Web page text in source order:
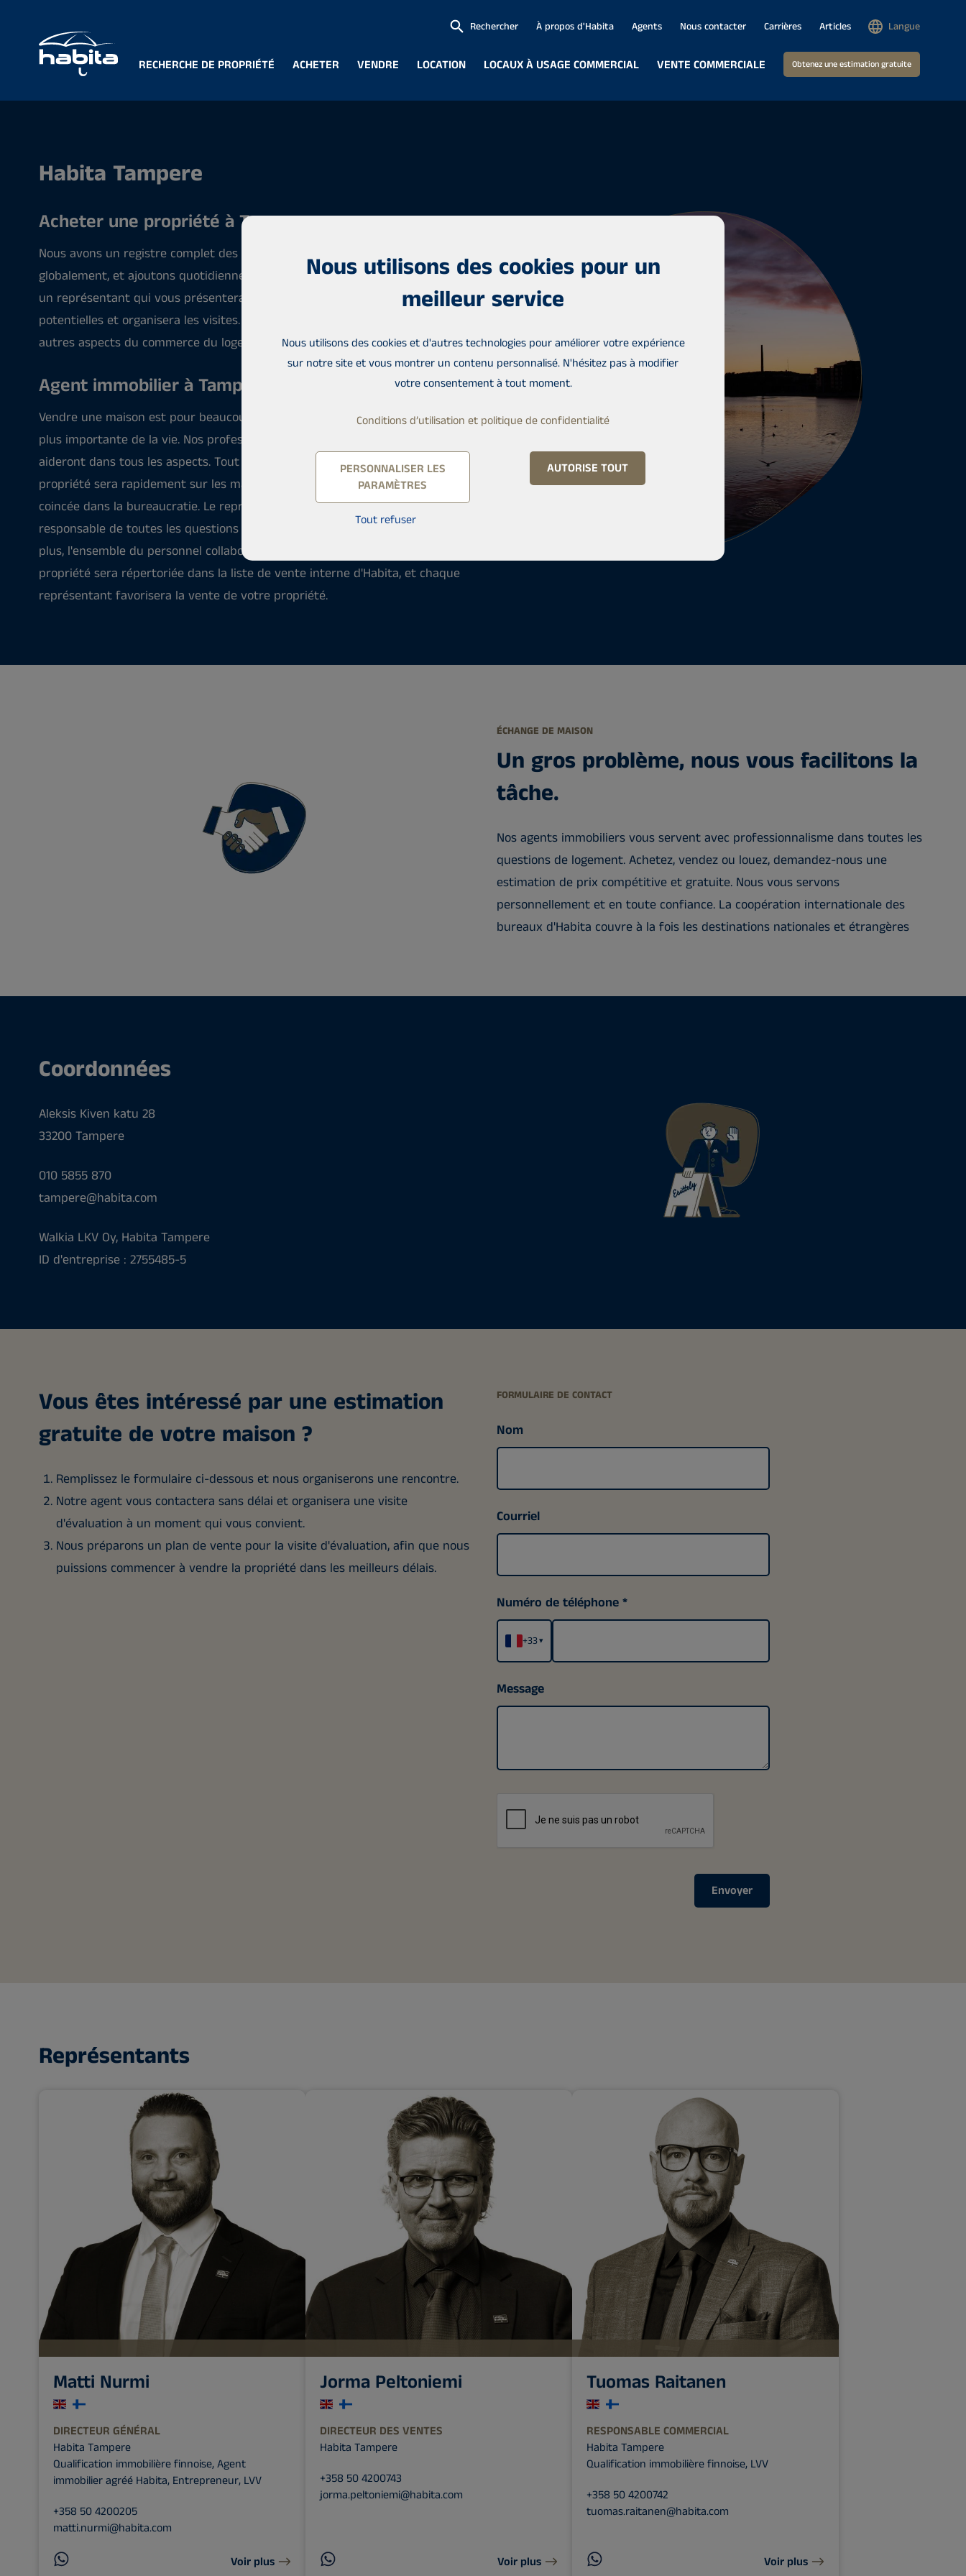
RECHERCHE DE PROPRIÉTÉ ACHETER VENDRE LOCATION LOCAUX À USAGE COMMERCIAL VENTE COMMERCIALE Obtenez une estimation gratuite
Rechercher À propos d'Habita Agents Nous contacter Carrières Articles Langue
Habita Tampere
Acheter une propriété à Tampere
Nous avons un registre complet des propriétés à la fois localement et
globalement, et ajoutons quotidiennement de nouvelles maisons. Vous aurez
un représentant qui vous présentera le meilleur mélange de maisons
potentielles et organisera les visites. Il aidera également dans de nombreux
autres aspects du commerce du logement.
Agent immobilier à Tampere
Vendre une maison est pour beaucoup la transaction la plus importante et la
plus importante de la vie. Nos professionnels expérimentés et formés vous
aideront dans tous les aspects. Tout d'abord, nous nous assurerons que votre
propriété sera rapidement sur les marchés locaux et internationaux - et non
coincée dans la bureaucratie. Le représentant est personnellement
responsable de toutes les questions liées à la vente de votre propriété. De
plus, l'ensemble du personnel collabore de manière transparente : votre
propriété sera répertoriée dans la liste de vente interne d'Habita, et chaque
représentant favorisera la vente de votre propriété.
ÉCHANGE DE MAISON
Un gros problème, nous vous facilitons la
tâche.
Nos agents immobiliers vous servent avec professionnalisme dans toutes les
questions de logement. Achetez, vendez ou louez, demandez-nous une
estimation de prix compétitive et gratuite. Nous vous servons
personnellement et en toute confiance. La coopération internationale des
bureaux d'Habita couvre à la fois les destinations nationales et étrangères
Coordonnées
Aleksis Kiven katu 28
33200 Tampere
010 5855 870
tampere@habita.com
Walkia LKV Oy, Habita Tampere
ID d'entreprise : 2755485-5
Vous êtes intéressé par une estimation
gratuite de votre maison ?
Remplissez le formulaire ci-dessous et nous organiserons une rencontre.
Notre agent vous contactera sans délai et organisera une visite
d'évaluation à un moment qui vous convient.
Nous préparons un plan de vente pour la visite d'évaluation, afin que nous
puissions commencer à vendre la propriété dans les meilleurs délais.
FORMULAIRE DE CONTACT
Nom
Courriel
Numéro de téléphone
+33▾
Message
Envoyer
Représentants
Matti Nurmi
DIRECTEUR GÉNÉRAL
Habita Tampere
Qualification immobilière finnoise, Agent
immobilier agréé Habita, Entrepreneur, LVV
+358 50 4200205
matti.nurmi@habita.com
Voir plus
Jorma Peltoniemi
DIRECTEUR DES VENTES
Habita Tampere
+358 50 4200743
jorma.peltoniemi@habita.com
Voir plus
Tuomas Raitanen
RESPONSABLE COMMERCIAL
Habita Tampere
Qualification immobilière finnoise, LVV
+358 50 4200742
tuomas.raitanen@habita.com
Voir plus
Nous utilisons des cookies pour un
meilleur service
Nous utilisons des cookies et d'autres technologies pour améliorer votre expérience
sur notre site et vous montrer un contenu personnalisé. N'hésitez pas à modifier
votre consentement à tout moment.
Conditions d’utilisation et politique de confidentialité
PERSONNALISER LES
PARAMÈTRES
Tout refuser
AUTORISE TOUT